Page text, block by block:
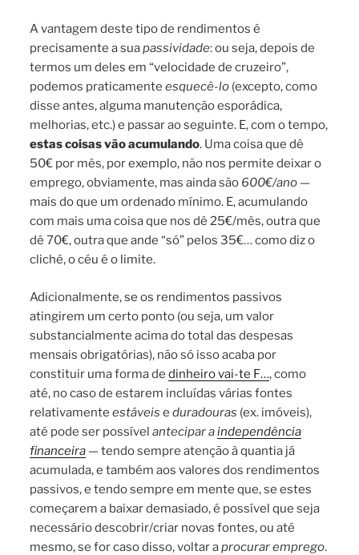
A vantagem deste tipo de rendimentos é
precisamente a suapassividade: ou seja, depois de
termos um deles em “velocidade de cruzeiro”,
podemos praticamenteesquecê-lo (excepto, como
disse antes, alguma manutenção esporádica,
melhorias, etc.) e passar ao seguinte. E, com o tempo,
estas coisas vão acumulando. Uma coisa que dê
50€ por mês, por exemplo, não nos permite deixar o
emprego, obviamente, mas ainda são 600€/ano —
mais do que um ordenado mínimo. E, acumulando
com mais uma coisa que nos dê 25€/mês, outra que
dê 70€, outra que ande “só” pelos 35€… como diz o
cliché, o céu é o limite.
Adicionalmente, se os rendimentos passivos
atingirem um certo ponto (ou seja, um valor
substancialmente acima do total das despesas
mensais obrigatórias), não só isso acaba por
constituir uma forma dedinheiro vai-te F…, como
até, no caso de estarem incluídas várias fontes
relativamenteestáveis eduradouras (ex. imóveis),
até pode ser possívelantecipar aindependência
financeira — tendo sempre atenção à quantia já
acumulada, e também aos valores dos rendimentos
passivos, e tendo sempre em mente que, se estes
começarem a baixar demasiado, é possível que seja
necessário descobrir/criar novas fontes, ou até
mesmo, se for caso disso, voltar aprocurar emprego.